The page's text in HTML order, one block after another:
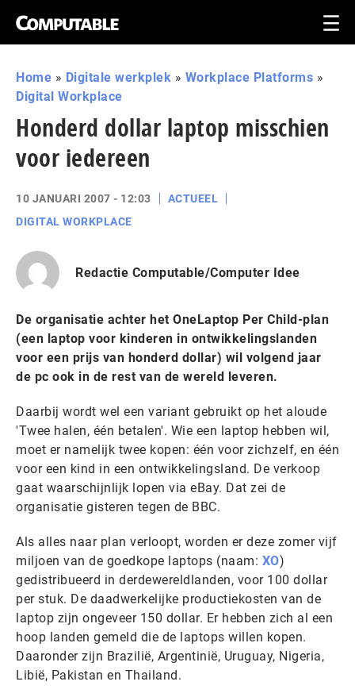
Home » Digitale werkplek » Workplace Platforms »
Digital Workplace
Honderd dollar laptop misschien
voor iedereen
10 JANUARI 2007 - 12:03
ACTUEEL
DIGITAL WORKPLACE
Redactie Computable/Computer Idee
De organisatie achter het OneLaptop Per Child-plan
(een laptop voor kinderen in ontwikkelingslanden
voor een prijs van honderd dollar) wil volgend jaar
de pc ook in de rest van de wereld leveren.
Daarbij wordt wel een variant gebruikt op het aloude
'Twee halen, één betalen'. Wie een laptop hebben wil,
moet er namelijk twee kopen: één voor zichzelf, en één
voor een kind in een ontwikkelingsland. De verkoop
gaat waarschijnlijk lopen via eBay. Dat zei de
organisatie gisteren tegen de BBC.
Als alles naar plan verloopt, worden er deze zomer vijf
miljoen van de goedkope laptops (naam: XO)
gedistribueerd in derdewereldlanden, voor 100 dollar
per stuk. De daadwerkelijke productiekosten van de
laptop zijn ongeveer 150 dollar. Er hebben zich al een
hoop landen gemeld die de laptops willen kopen.
Daaronder zijn Brazilië, Argentinië, Uruguay, Nigeria,
Libië, Pakistan en Thailand.